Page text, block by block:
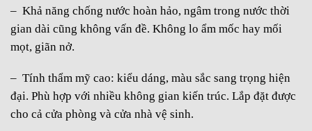
– Khả năng chống nước hoàn hảo, ngâm trong nước thời
gian dài cũng không vấn đề. Không lo ẩm mốc hay mối
mọt, giãn nở.
– Tính thẩm mỹ cao: kiểu dáng, màu sắc sang trọng hiện
đại. Phù hợp với nhiều không gian kiến trúc. Lắp đặt được
cho cả cửa phòng và cửa nhà vệ sinh.